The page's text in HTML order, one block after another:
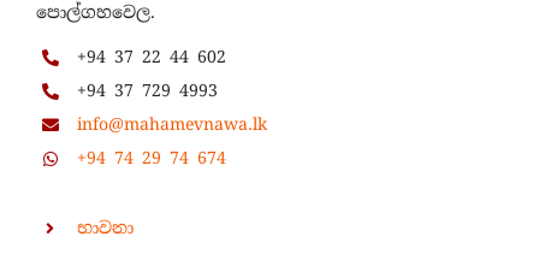
පොල්ගහවෙල.
+94 37 22 44 602
+94 37 729 4993
info@mahamevnawa.lk
+94 74 29 74 674
භාවනා